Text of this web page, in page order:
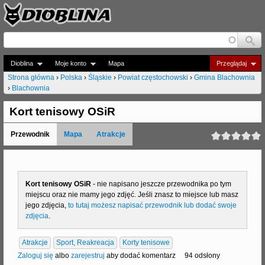
Jump to navigation
Dioblina Moje konto Przeglądaj
Mapa
J
e
s
t
Strona główna › Polska › Śląskie › Powiat częstochowski › Gmina Blachownia
› Blachownia
Kort tenisowy OSiR
Przewodnik Mapa Atrakcje
Kort tenisowy OSiR - nie napisano jeszcze przewodnika po tym
miejscu oraz nie mamy jego zdjęć. Jeśli znasz to miejsce lub masz
jego zdjęcia, to tutaj możesz napisać przewodnik lub dodać swoje
zdjęcia
Atrakcje Sport, Reakreacja
Korty tenisowe
Zaloguj się albo zarejestruj aby dodać komentarz 94 odsłony